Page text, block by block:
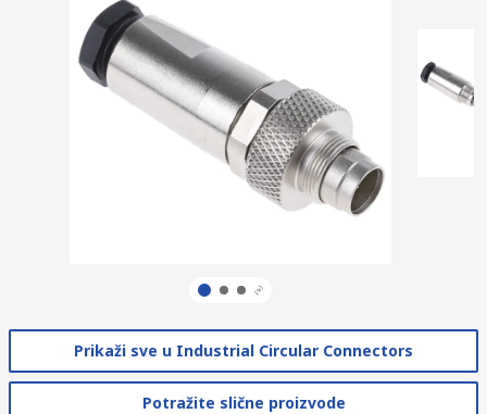
Prikaži sve u Industrial Circular Connectors
Potražite slične proizvode